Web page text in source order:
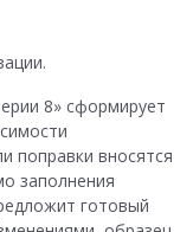
8» сформирует
поправки вносятся
заполнения
готовый